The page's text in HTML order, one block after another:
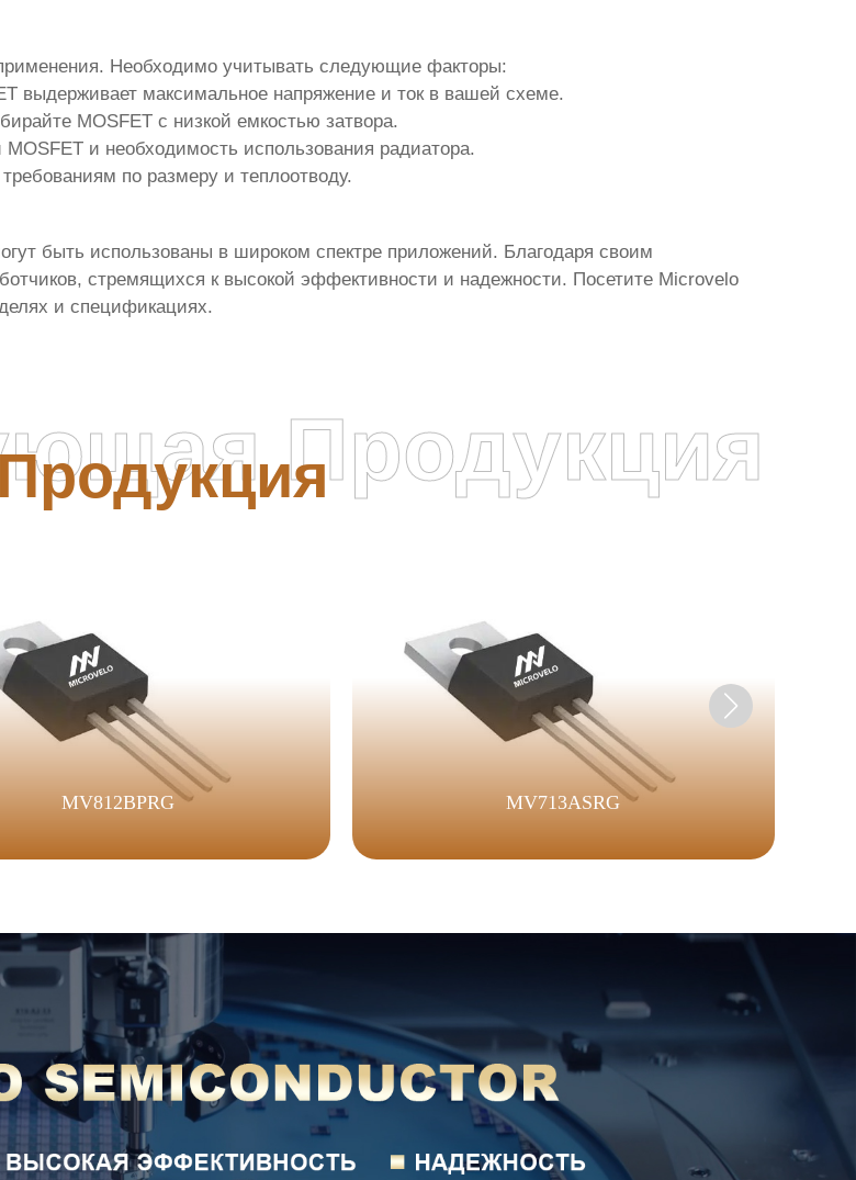
применения. Необходимо учитывать следующие факторы:
выдерживает максимальное напряжение и ток в вашей схеме.
MOSFET с низкой емкостью затвора.
и необходимость использования радиатора.
по размеру и теплоотводу.
быть использованы в широком спектре приложений. Благодаря своим
стремящихся к высокой эффективности и надежности. Посетите Microvelo
и спецификациях.
Продукция
MV812BPRG MV713ASRG